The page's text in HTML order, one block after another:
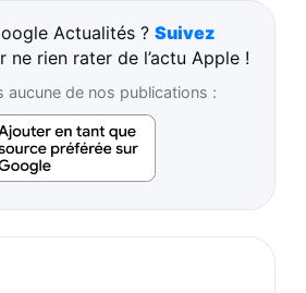
Actualités ? Suivez
ne rien rater de l’actu Apple !
aucune de nos publications :